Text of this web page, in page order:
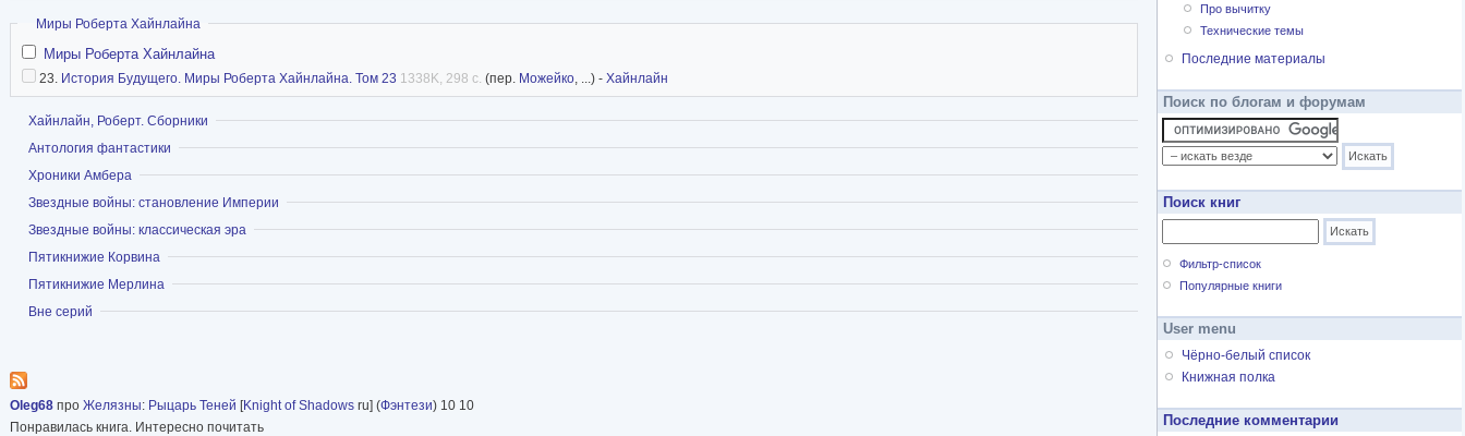
Скрыть
Миры Роберта Хайнлайна
Миры Роберта Хайнлайна
23. История Будущего. Миры Роберта Хайнлайна. Том 23 1338K, 298 с. (пер. Можейко, ...) - Хайнлайн
Показать
Хайнлайн, Роберт. Сборники
Показать
Антология фантастики
Показать
Хроники Амбера
Показать
Звездные войны: становление Империи
Показать
Звездные войны: классическая эра
Показать
Пятикнижие Корвина
Показать
Пятикнижие Мерлина
Показать
Вне серий
Oleg68 про Желязны: Рыцарь Теней [Knight of Shadows ru] (Фэнтези) 10 10
Понравилась книга. Интересно почитать
Про вычитку
Технические темы
Последние материалы
Поиск по блогам и форумам
Поиск книг
Фильтр-список
Популярные книги
User menu
Чёрно-белый список
Книжная полка
Последние комментарии